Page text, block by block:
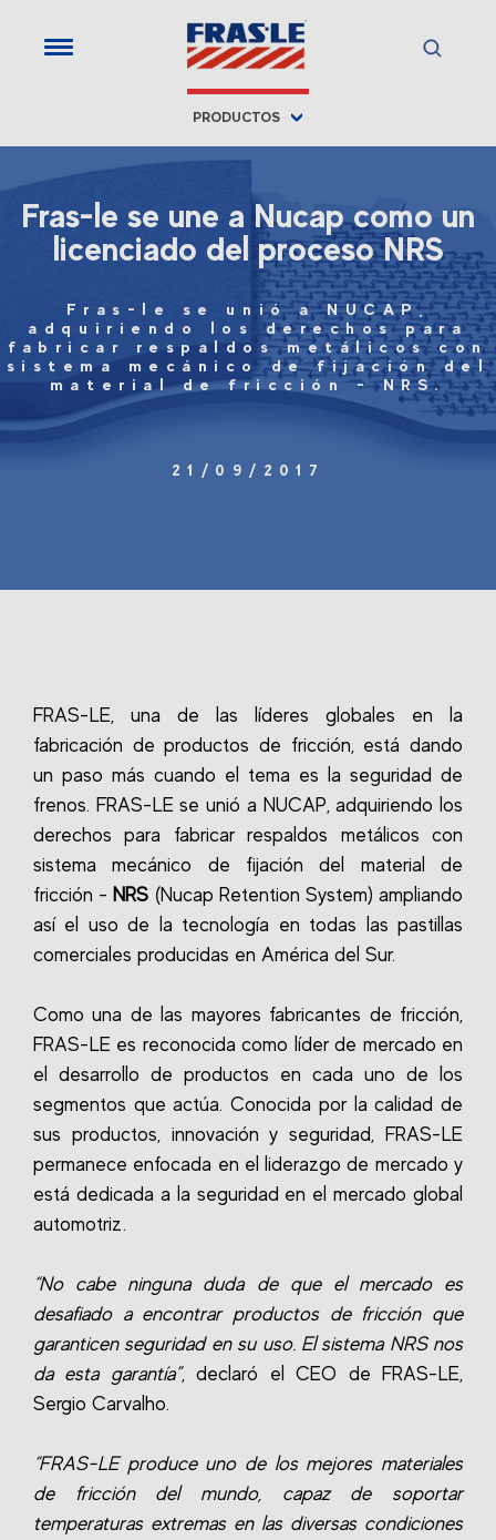
PRODUCTOS
Fras-le se une a Nucap como un
licenciado del proceso NRS
Fras-le se unió a NUCAP,
adquiriendo los derechos para
fabricar respaldos metálicos con
sistema mecánico de fijación del
material de fricción - NRS.
21/09/2017
FRAS-LE, una de las líderes globales en la
fabricación de productos de fricción, está dando
un paso más cuando el tema es la seguridad de
frenos. FRAS-LE se unió a NUCAP, adquiriendo los
derechos para fabricar respaldos metálicos con
sistema mecánico de fijación del material de
fricción - NRS (Nucap Retention System) ampliando
así el uso de la tecnología en todas las pastillas
comerciales producidas en América del Sur.
Como una de las mayores fabricantes de fricción,
FRAS-LE es reconocida como líder de mercado en
el desarrollo de productos en cada uno de los
segmentos que actúa. Conocida por la calidad de
sus productos, innovación y seguridad, FRAS-LE
permanece enfocada en el liderazgo de mercado y
está dedicada a la seguridad en el mercado global
automotriz.
“No cabe ninguna duda de que el mercado es
desafiado a encontrar productos de fricción que
garanticen seguridad en su uso. El sistema NRS nos
da esta garantía”, declaró el CEO de FRAS-LE,
Sergio Carvalho.
“FRAS-LE produce uno de los mejores materiales
de fricción del mundo, capaz de soportar
temperaturas extremas en las diversas condiciones